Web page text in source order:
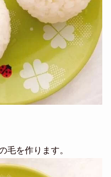
毛を作ります。